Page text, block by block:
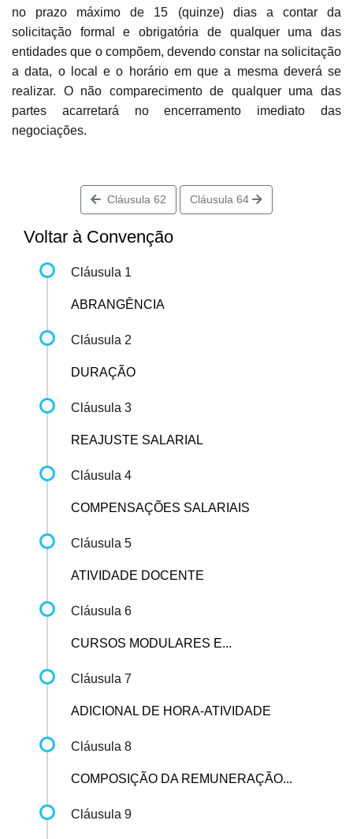
no prazo máximo de 15 (quinze) dias a contar da
solicitação formal e obrigatória de qualquer uma das
entidades que o compõem, devendo constar na solicitação
a data, o local e o horário em que a mesma deverá se
realizar. O não comparecimento de qualquer uma das
partes acarretará no encerramento imediato das
negociações.
Cláusula 62 Cláusula 64
Voltar à Convenção
Cláusula 1
ABRANGÊNCIA
Cláusula 2
DURAÇÃO
Cláusula 3
REAJUSTE SALARIAL
Cláusula 4
COMPENSAÇÕES SALARIAIS
Cláusula 5
ATIVIDADE DOCENTE
Cláusula 6
CURSOS MODULARES E...
Cláusula 7
ADICIONAL DE HORA-ATIVIDADE
Cláusula 8
COMPOSIÇÃO DA REMUNERAÇÃO...
Cláusula 9